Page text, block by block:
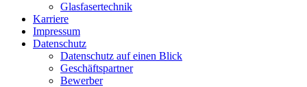
Glasfasertechnik
Karriere
Impressum
Datenschutz
Datenschutz auf einen Blick
Geschäftspartner
Bewerber